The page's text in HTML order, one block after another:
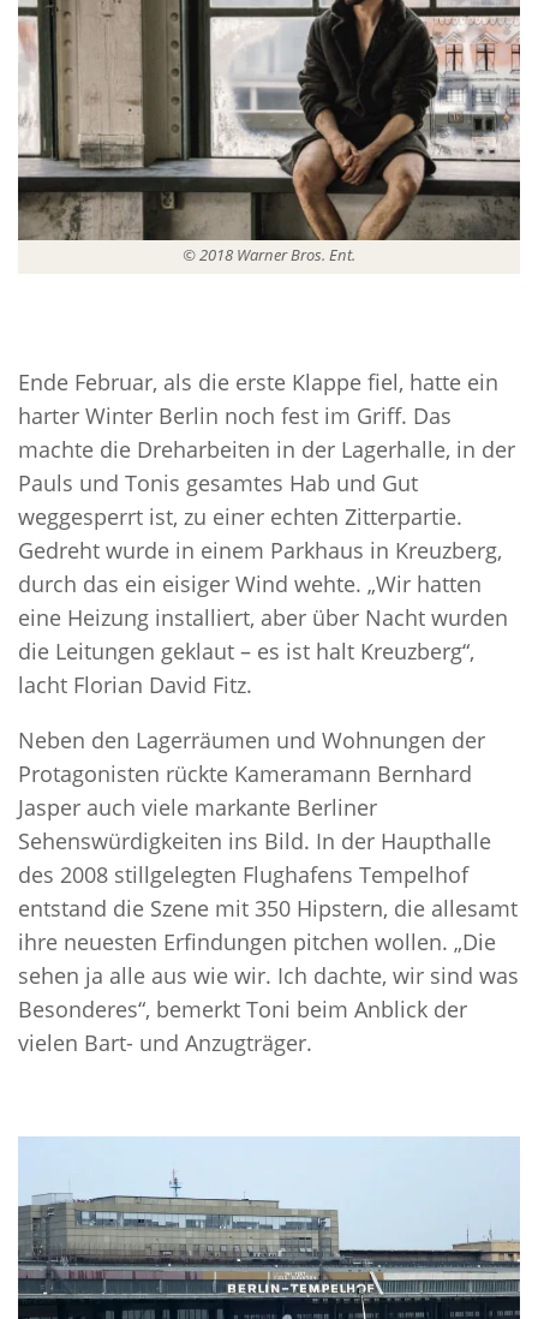
© 2018 Warner Bros. Ent.
Ende Februar, als die erste Klappe fiel, hatte ein
harter Winter Berlin noch fest im Griff. Das
machte die Dreharbeiten in der Lagerhalle, in der
Pauls und Tonis gesamtes Hab und Gut
weggesperrt ist, zu einer echten Zitterpartie.
Gedreht wurde in einem Parkhaus in Kreuzberg,
durch das ein eisiger Wind wehte. „Wir hatten
eine Heizung installiert, aber über Nacht wurden
die Leitungen geklaut – es ist halt Kreuzberg“,
lacht Florian David Fitz.
Neben den Lagerräumen und Wohnungen der
Protagonisten rückte Kameramann Bernhard
Jasper auch viele markante Berliner
Sehenswürdigkeiten ins Bild. In der Haupthalle
des 2008 stillgelegten Flughafens Tempelhof
entstand die Szene mit 350 Hipstern, die allesamt
ihre neuesten Erfindungen pitchen wollen. „Die
sehen ja alle aus wie wir. Ich dachte, wir sind was
Besonderes“, bemerkt Toni beim Anblick der
vielen Bart- und Anzugträger.